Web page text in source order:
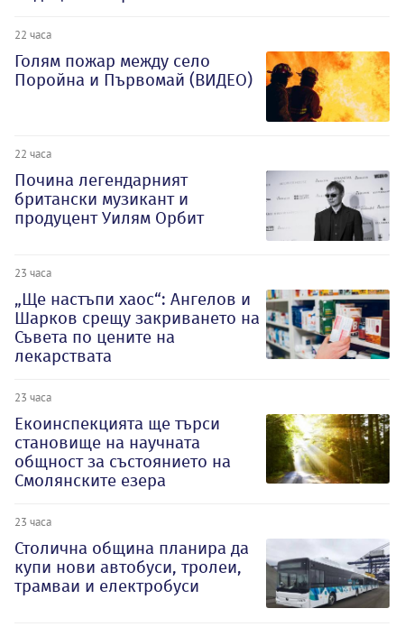
22 часа
Голям пожар между село
Поройна и Първомай (ВИДЕО)
22 часа
Почина легендарният
британски музикант и
продуцент Уилям Орбит
23 часа
„Ще настъпи хаос“: Ангелов и
Шарков срещу закриването на
Съвета по цените на
лекарствата
23 часа
Екоинспекцията ще търси
становище на научната
общност за състоянието на
Смолянските езера
23 часа
Столична община планира да
купи нови автобуси, тролеи,
трамваи и електробуси